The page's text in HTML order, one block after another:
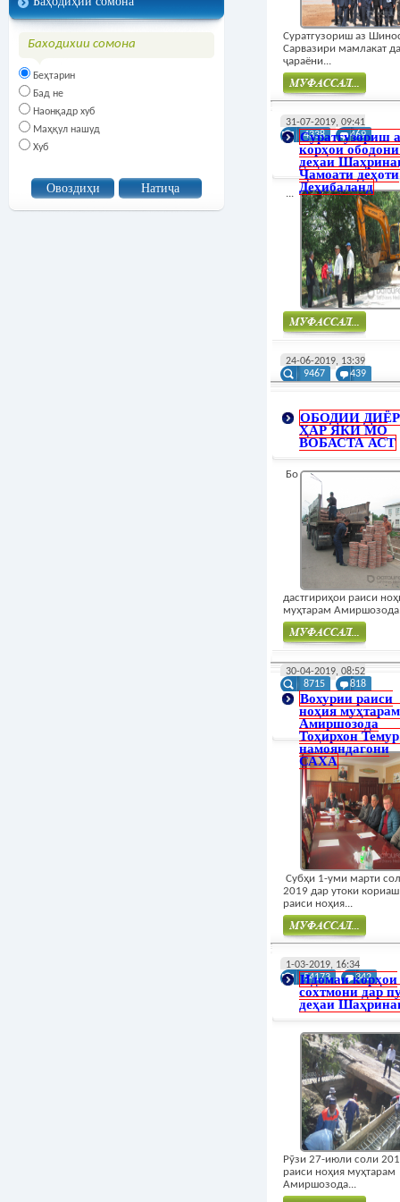
Баходихии сомона
Беҳтарин
Бад не
Наонқадр хуб
Маҳқул нашуд
Хуб
Суратгузориш аз
Сарвазири мамлакат
ҷараёни...
31-07-2019, 09:41
4338
469
Суратгузориш
корҳои
деҳаи
Ҷамоати деҳоти
Деҳибаланд
...
24-06-2019, 13:39
9467
439
ОБОДИИ ДИЁР
ҲАР ЯКИ МО
ВОБАСТА АСТ
Бо
дастгириҳои раиси
муҳтарам
Муфасал
30-04-2019, 08:52
8715
818
Вохурии раиси
ноҳия муҳтарам
Амиршозода
Тоҳирхон
намояндагони
САХА
Субҳи 1-уми марти
2019 дар утоки кориаш
раиси ноҳия...
1-03-2019, 16:34
54173
342
Идомаи корҳои
сохтмони дар
деҳаи
Рӯзи 27-июли соли
раиси ноҳия муҳтарам
Амиршозода...